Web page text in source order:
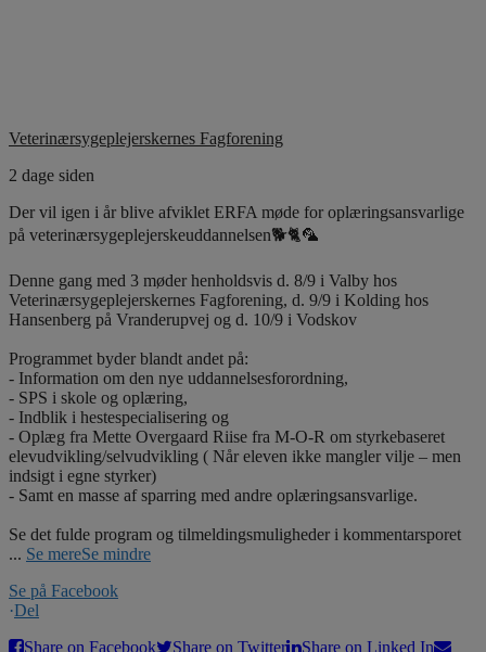
Veterinærsygeplejerskernes Fagforening
2 dage siden
Der vil igen i år blive afviklet ERFA møde for oplæringsansvarlige
på veterinærsygeplejerskeuddannelsen🐕🐈🦜
Denne gang med 3 møder henholdsvis d. 8/9 i Valby hos
Veterinærsygeplejerskernes Fagforening, d. 9/9 i Kolding hos
Hansenberg på Vranderupvej og d. 10/9 i Vodskov
Programmet byder blandt andet på:
- Information om den nye uddannelsesforordning,
- SPS i skole og oplæring,
- Indblik i hestespecialisering og
- Oplæg fra Mette Overgaard Riise fra M-O-R om styrkebaseret
elevudvikling/selvudvikling ( Når eleven ikke mangler vilje – men
indsigt i egne styrker)
- Samt en masse af sparring med andre oplæringsansvarlige.
Se det fulde program og tilmeldingsmuligheder i kommentarsporet
... Se mereSe mindre
Se på Facebook
·Del
Share on Facebook
Share on Twitter
Share on Linked In